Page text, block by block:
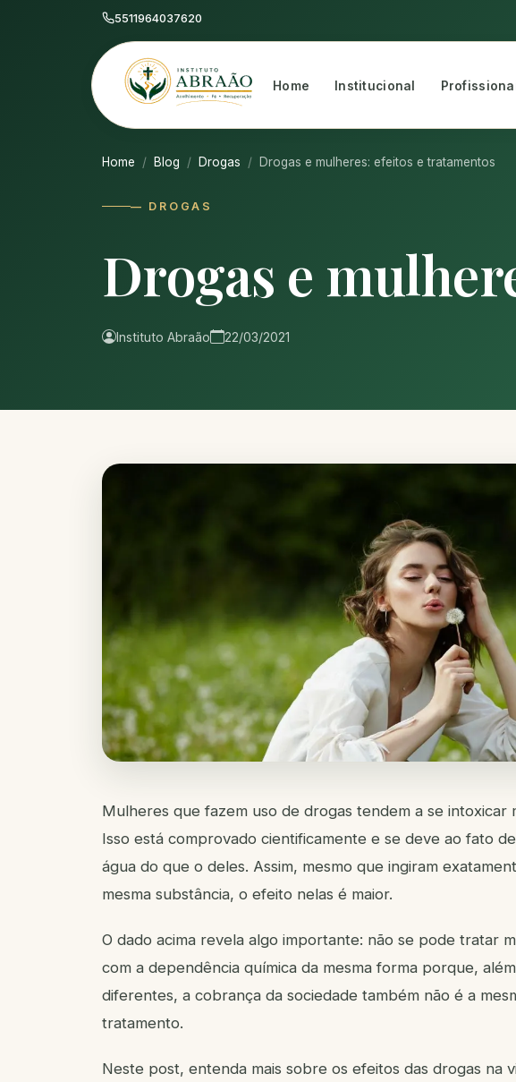
5511964037620
Home Institucional
Home Blog Drogas Drogas e mulheres: efeitos e tratamentos
— DROGAS
Drogas e
Instituto Abraão 22/03/2021
Mulheres que fazem uso de drogas tendem a se intoxicar
Isso está comprovado cientificamente e se deve ao fato
água do que o deles. Assim, mesmo que ingiram
mesma substância, o efeito nelas é maior.
O dado acima revela algo importante: não se pode tratar
com a dependência química da mesma forma porque,
diferentes, a cobrança da sociedade também não é a
tratamento.
Neste post, entenda mais sobre os efeitos das drogas na